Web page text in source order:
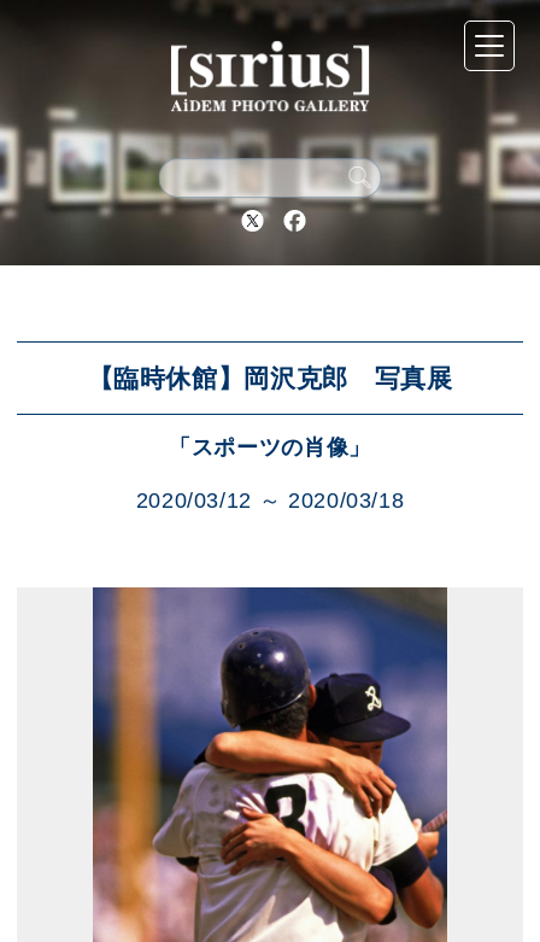
Twitter Facebook
【臨時休館】岡沢克郎 写真展
「スポーツの肖像」
2020/03/12 ～ 2020/03/18
シリウスについて
展示スケジュール
アクセス